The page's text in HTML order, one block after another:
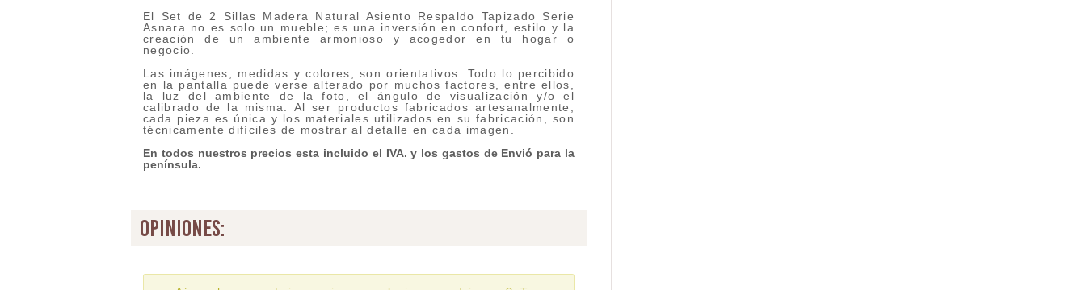
El Set de 2 Sillas Madera Natural Asiento Respaldo Tapizado Serie
Asnara no es solo un mueble; es una inversión en confort, estilo y la
creación de un ambiente armonioso y acogedor en tu hogar o
negocio.
Las imágenes, medidas y colores, son orientativos. Todo lo percibido
en la pantalla puede verse alterado por muchos factores, entre ellos,
la luz del ambiente de la foto, el ángulo de visualización y/o el
calibrado de la misma. Al ser productos fabricados artesanalmente,
cada pieza es única y los materiales utilizados en su fabricación, son
técnicamente difíciles de mostrar al detalle en cada imagen.
En todos nuestros precios esta incluido el IVA. y los gastos de Envió para la
península.
opiniones: